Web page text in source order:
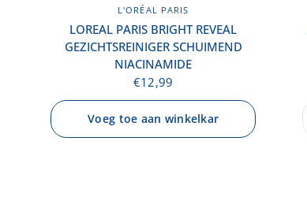
L'ORÉAL PARIS
LOREAL PARIS BRIGHT REVEAL
GEZICHTSREINIGER SCHUIMEND
NIACINAMIDE
€12,99
Voeg toe aan winkelkar